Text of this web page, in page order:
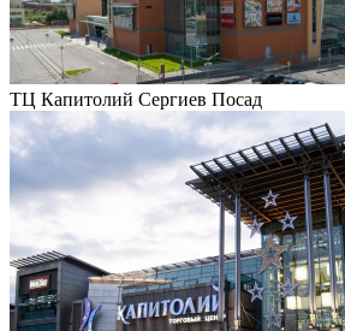
ТЦ Капитолий Сергиев Посад